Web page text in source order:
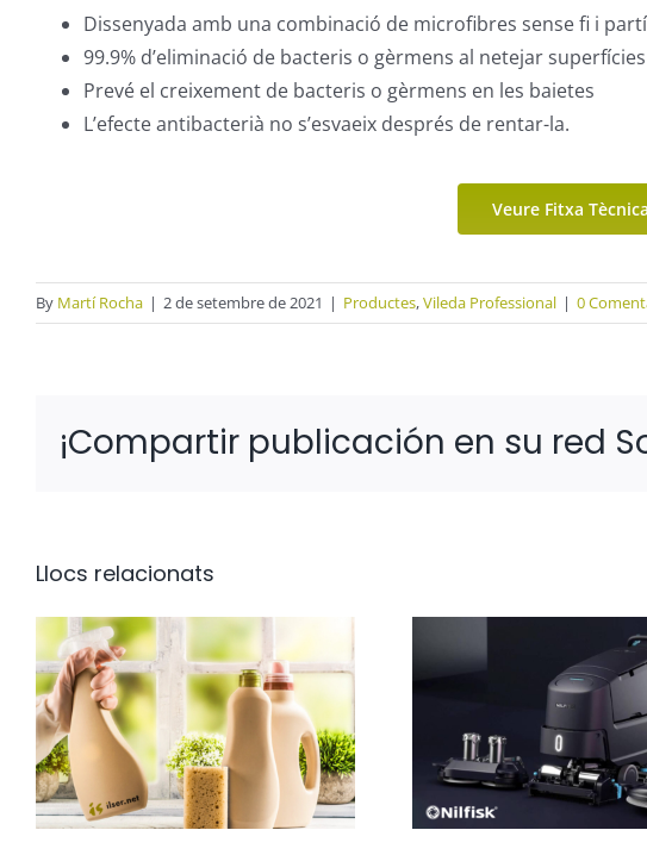
Dissenyada amb una combinació de microfibres sense fi i
99.9% d’eliminació de bacteris o gèrmens al netejar
Prevé el creixement de bacteris o gèrmens en les baietes
L’efecte antibacterià no s’esvaeix després de rentar-la.
Veure Fitxa Tècnica
By Martí Rocha | 2 de setembre de 2021 | Productes,Vileda Professional | 0
¡Compartir publicación en su red
Llocs relacionats